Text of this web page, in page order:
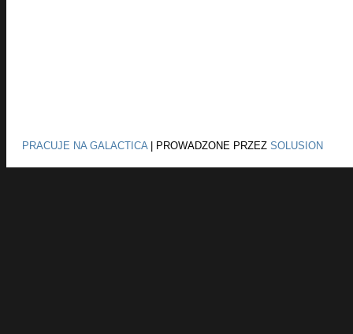
PRACUJE NA GALACTICA| PROWADZONE PRZEZ SOLUSION